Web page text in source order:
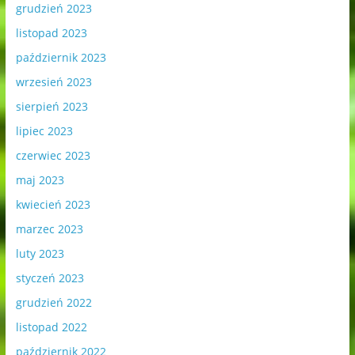
grudzień 2023
listopad 2023
październik 2023
wrzesień 2023
sierpień 2023
lipiec 2023
czerwiec 2023
maj 2023
kwiecień 2023
marzec 2023
luty 2023
styczeń 2023
grudzień 2022
listopad 2022
październik 2022